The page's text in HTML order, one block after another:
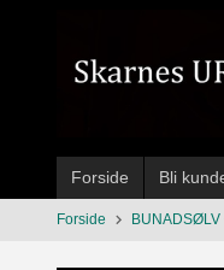
innholdet
Forside Bli
Forside